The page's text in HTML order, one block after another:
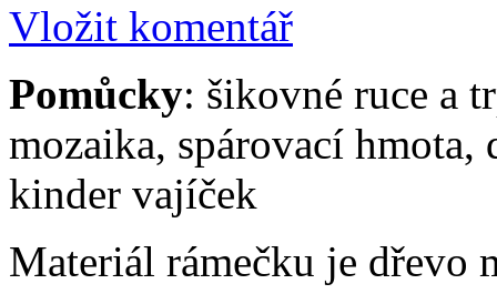
Vložit komentář
Pomůcky: šikovné ruce a
mozaika, spárovací
kinder vajíček
Materiál rámečku je dřevo